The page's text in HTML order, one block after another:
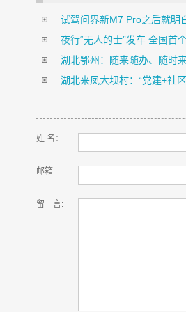
试驾问界新M7 Pro之后就明
夜行“无人的士”发车 全国首
湖北鄂州：随来随办、随时
湖北来凤大坝村：“党建+社
姓 名：
邮箱
留 言: